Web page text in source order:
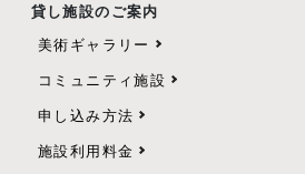
貸し施設のご案内
美術ギャラリー
コミュニティ施設
申し込み方法
施設利用料金